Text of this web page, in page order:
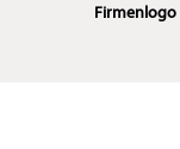
Firmenlogo